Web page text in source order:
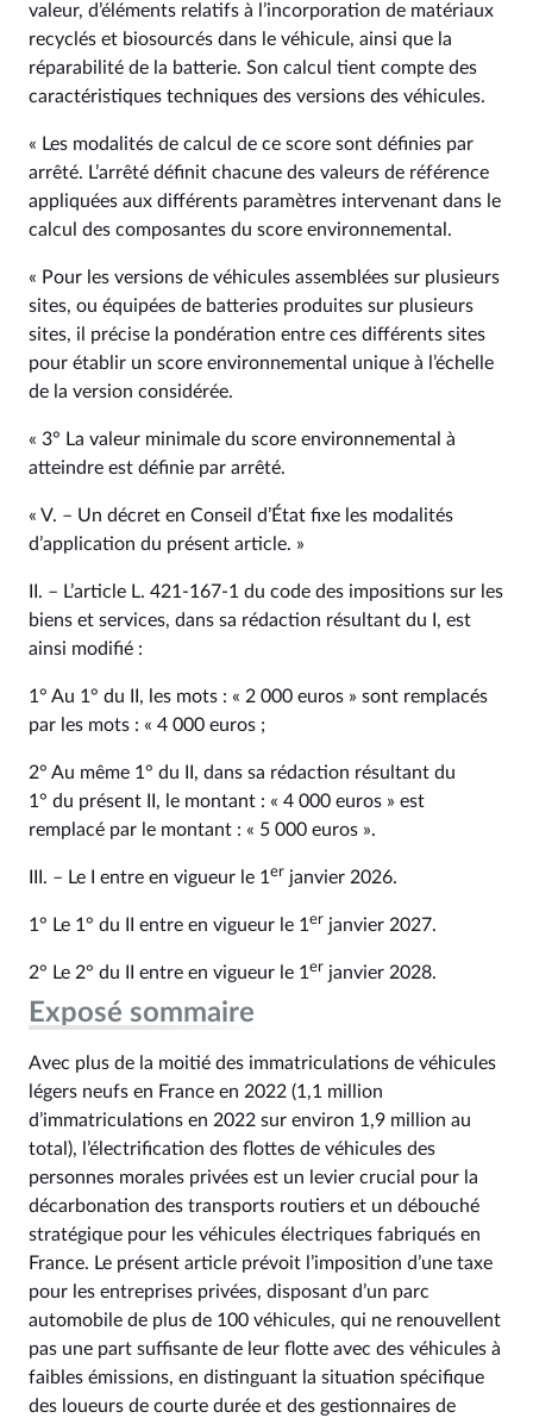
valeur, d’éléments relatifs à l’incorporation de matériaux
recyclés et biosourcés dans le véhicule, ainsi que la
réparabilité de la batterie. Son calcul tient compte des
caractéristiques techniques des versions des véhicules.
« Les modalités de calcul de ce score sont définies par
arrêté. L’arrêté définit chacune des valeurs de référence
appliquées aux différents paramètres intervenant dans le
calcul des composantes du score environnemental.
« Pour les versions de véhicules assemblées sur plusieurs
sites, ou équipées de batteries produites sur plusieurs
sites, il précise la pondération entre ces différents sites
pour établir un score environnemental unique à l’échelle
de la version considérée.
« 3° La valeur minimale du score environnemental à
atteindre est définie par arrêté.
« V. – Un décret en Conseil d’État fixe les modalités
d’application du présent article. »
II. – L’article L. 421‑167‑1 du code des impositions sur les
biens et services, dans sa rédaction résultant du I, est
ainsi modifié :
1° Au 1° du II, les mots : « 2 000 euros » sont remplacés
par les mots : « 4 000 euros ;
2° Au même 1° du II, dans sa rédaction résultant du
1° du présent II, le montant : « 4 000 euros » est
remplacé par le montant : « 5 000 euros ».
III. – Le I entre en vigueur le 1 er janvier 2026.
1° Le 1° du II entre en vigueur le 1 er janvier 2027.
2° Le 2° du II entre en vigueur le 1 er janvier 2028.
Exposé sommaire
Avec plus de la moitié des immatriculations de véhicules
légers neufs en France en 2022 (1,1 million
d’immatriculations en 2022 sur environ 1,9 million au
total), l’électrification des flottes de véhicules des
personnes morales privées est un levier crucial pour la
décarbonation des transports routiers et un débouché
stratégique pour les véhicules électriques fabriqués en
France. Le présent article prévoit l’imposition d’une taxe
pour les entreprises privées, disposant d’un parc
automobile de plus de 100 véhicules, qui ne renouvellent
pas une part suffisante de leur flotte avec des véhicules à
faibles émissions, en distinguant la situation spécifique
des loueurs de courte durée et des gestionnaires de